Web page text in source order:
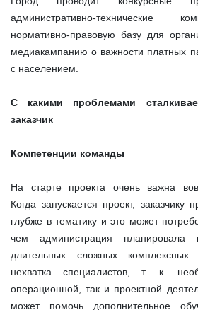
административно-технические
нормативно-правовую базу для
медиакампанию о важности платных
с населением.
С какими проблемами
заказчик
Компетенции команды
На старте проекта очень важна
Когда запускается проект, заказчику
глубже в тематику и это может
чем администрация
длительных сложных комплексных
нехватка специалистов, т. к.
операционной, так и проектной
может помочь дополнительное